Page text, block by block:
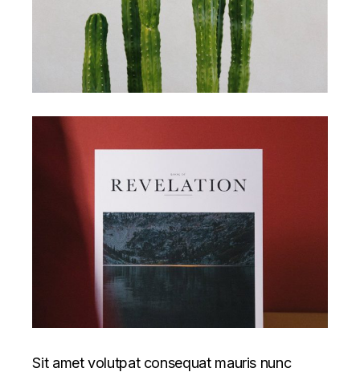
Sit amet volutpat consequat mauris nunc